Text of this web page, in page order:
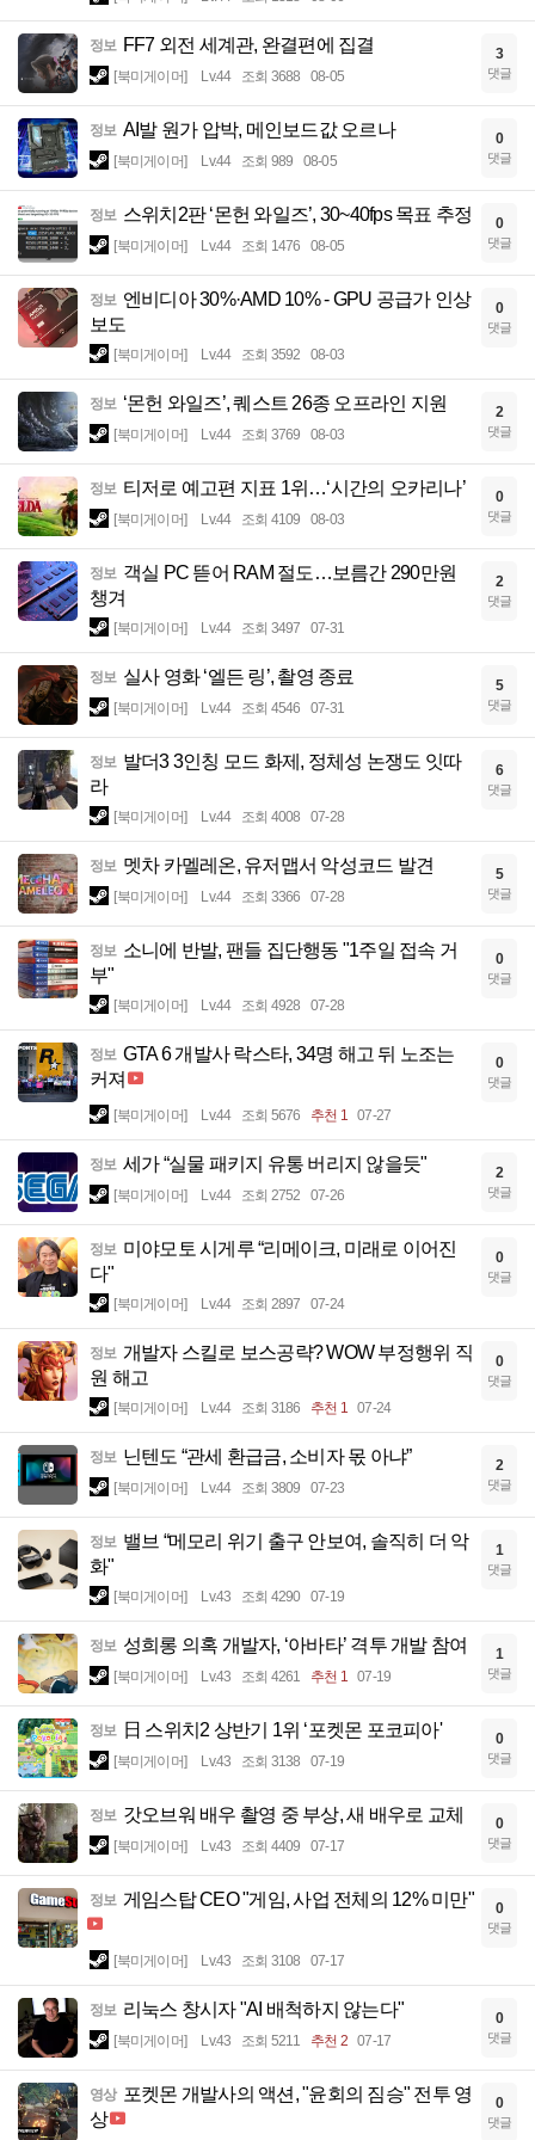
정보 FF7 외전 세계관, 완결편에 집결
[북미게이머] Lv.44 조회 3688 08-05
3
댓글
정보 AI발 원가 압박, 메인보드값 오르나
[북미게이머] Lv.44 조회 989 08-05
0
댓글
정보 스위치2판 ‘몬헌 와일즈’, 30~40fps 목표 추정
[북미게이머] Lv.44 조회 1476 08-05
0
댓글
정보 엔비디아 30%·AMD 10% - GPU 공급가 인상
보도
[북미게이머] Lv.44 조회 3592 08-03
0
댓글
정보 ‘몬헌 와일즈’, 퀘스트 26종 오프라인 지원
[북미게이머] Lv.44 조회 3769 08-03
2
댓글
정보 티저로 예고편 지표 1위…‘시간의 오카리나’
[북미게이머] Lv.44 조회 4109 08-03
0
댓글
정보 객실 PC 뜯어 RAM 절도…보름간 290만원
챙겨
[북미게이머] Lv.44 조회 3497 07-31
2
댓글
정보 실사 영화 ‘엘든 링’, 촬영 종료
[북미게이머] Lv.44 조회 4546 07-31
5
댓글
정보 발더3 3인칭 모드 화제, 정체성 논쟁도 잇따
라
[북미게이머] Lv.44 조회 4008 07-28
6
댓글
정보 멧차 카멜레온, 유저맵서 악성코드 발견
[북미게이머] Lv.44 조회 3366 07-28
5
댓글
정보 소니에 반발, 팬들 집단행동 "1주일 접속 거
부"
[북미게이머] Lv.44 조회 4928 07-28
0
댓글
정보 GTA 6 개발사 락스타, 34명 해고 뒤 노조는
커져
[북미게이머] Lv.44 조회 5676 추천 1 07-27
0
댓글
정보 세가 “실물 패키지 유통 버리지 않을듯"
[북미게이머] Lv.44 조회 2752 07-26
2
댓글
정보 미야모토 시게루 “리메이크, 미래로 이어진
다"
[북미게이머] Lv.44 조회 2897 07-24
0
댓글
정보 개발자 스킬로 보스공략? WOW 부정행위 직
원 해고
[북미게이머] Lv.44 조회 3186 추천 1 07-24
0
댓글
정보 닌텐도 “관세 환급금, 소비자 몫 아냐”
[북미게이머] Lv.44 조회 3809 07-23
2
댓글
정보 밸브 “메모리 위기 출구 안보여, 솔직히 더 악
화"
[북미게이머] Lv.43 조회 4290 07-19
1
댓글
정보 성희롱 의혹 개발자, ‘아바타’ 격투 개발 참여
[북미게이머] Lv.43 조회 4261 추천 1 07-19
1
댓글
정보 日 스위치2 상반기 1위 ‘포켓몬 포코피아'
[북미게이머] Lv.43 조회 3138 07-19
0
댓글
정보 갓오브워 배우 촬영 중 부상, 새 배우로 교체
[북미게이머] Lv.43 조회 4409 07-17
0
댓글
정보 게임스탑 CEO "게임, 사업 전체의 12% 미만"
[북미게이머] Lv.43 조회 3108 07-17
0
댓글
정보 리눅스 창시자 "AI 배척하지 않는다"
[북미게이머] Lv.43 조회 5211 추천 2 07-17
0
댓글
영상 포켓몬 개발사의 액션, "윤회의 짐승" 전투 영
상
0
댓글